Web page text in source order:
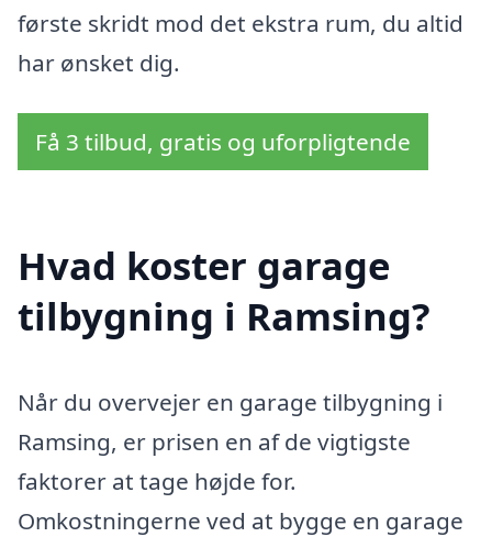
første skridt mod det ekstra rum, du altid
har ønsket dig.
Få 3 tilbud, gratis og uforpligtende
Hvad koster garage
tilbygning i Ramsing?
Når du overvejer en garage tilbygning i
Ramsing, er prisen en af de vigtigste
faktorer at tage højde for.
Omkostningerne ved at bygge en garage